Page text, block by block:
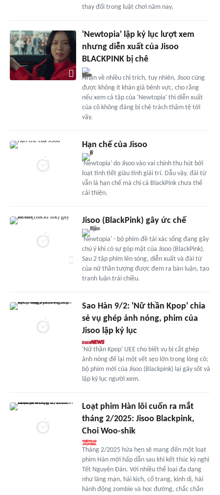
thay đổi trong luật chơi năm nay.
'Newtopia' lập kỷ lục lượt xem
nhưng diễn xuất của Jisoo
BLACKPINK bị chê
Nhận về nhiều chỉ trích, tuy nhiên, Jisoo cũng
được không ít khán giả bênh vực, cho rằng
nếu xem cả tập của 'Newtopia' thì diễn xuất
của cô không đáng bị chê trách thậm tệ tới
vậy.
Hạn chế của Jisoo
'Newtopia' do Jisoo vào vai chính thu hút bởi
loạt tình tiết giàu tính giải trí. Dẫu vậy, đài từ
vẫn là hạn chế mà chị cả BlackPink chưa thể
cải thiện.
Jisoo (BlackPink) gây ức chế
'Newtopia' - bộ phim đề tài xác sống đang gây
chú ý khi có sự góp mặt của Jisoo (BlackPink).
Sau 2 tập phim lên sóng, diễn xuất và đài từ
của nữ thần tượng được đem ra bàn luận, tạo
tranh luận trái chiều.
Sao Hàn 9/2: 'Nữ thần Kpop' chia
sẻ vụ ghép ảnh nóng, phim của
Jisoo lập kỷ lục
'Nữ thần Kpop' UEE cho biết vụ bị cắt ghép
ảnh nóng để lại một vết sẹo lớn trong lòng cô;
bộ phim mới của Jisoo (Blackpink) lại gây sốt và
lập kỷ lục người xem.
Loạt phim Hàn lôi cuốn ra mắt
tháng 2/2025: Jisoo Blackpink,
Choi Woo-shik
Tháng 2/2025 hứa hẹn sẽ mang đến một loạt
phim Hàn mới hấp dẫn sau khi kết thúc kỳ nghỉ
Tết Nguyên Đán. Với nhiều thể loại đa dạng
như lãng mạn, hài kịch, cổ trang, kinh dị, hài
hành động zombie và học đường, chắc chắn